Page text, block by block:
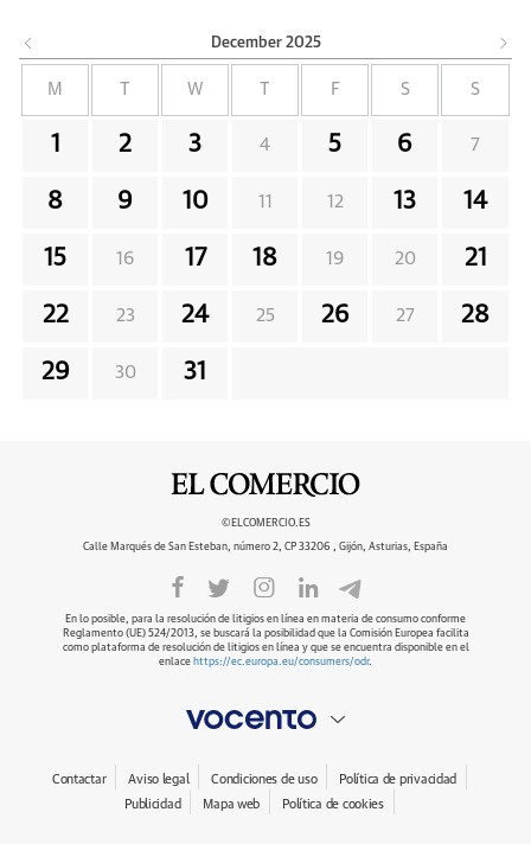
December 2025
M W F S S
1 2 3 4 5 6 7
8 9 10 11 12 13 14
15 16 17 18 19 20 21
22 23 24 25 26 27 28
29 30 31
©ELCOMERCIO.ES
Calle Marqués de San Esteban, número 2, CP 33206 , Gijón, Asturias, España
En lo posible, para la resolución de litigios en línea en materia de consumo conforme
Reglamento (UE) 524/2013, se buscará la posibilidad que la Comisión Europea facilita
como plataforma de resolución de litigios en línea y que se encuentra disponible en el
enlace https://ec.europa.eu/consumers/odr.
Contactar Aviso legal Condiciones de uso
Política de privacidad
Publicidad
Mapa web Política de cookies